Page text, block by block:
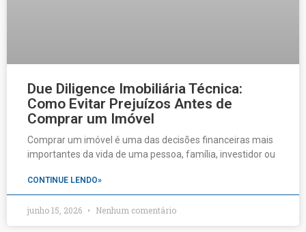
Due Diligence Imobiliária Técnica:
Como Evitar Prejuízos Antes de
Comprar um Imóvel
Comprar um imóvel é uma das decisões financeiras mais
importantes da vida de uma pessoa, família, investidor ou
CONTINUE LENDO»
junho 15, 2026 Nenhum comentário